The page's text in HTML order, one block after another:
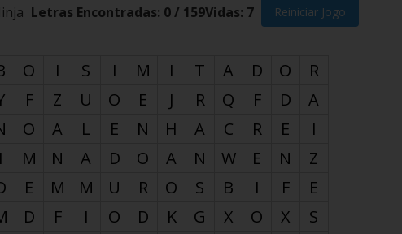
Letras Encontradas: 0/ 159Vidas: 7 Reiniciar Jogo
O I S I M I T A D O
R
F Z U O E J R Q F D
A
O A L E N H A C R E
I
I M N A D O A N W E N
Z
E M M U R O S B I F
E
D F I O D K G X O X
S